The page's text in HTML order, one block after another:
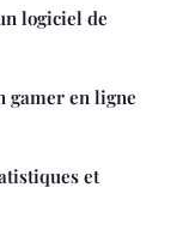
logiciel de
gamer en ligne
et